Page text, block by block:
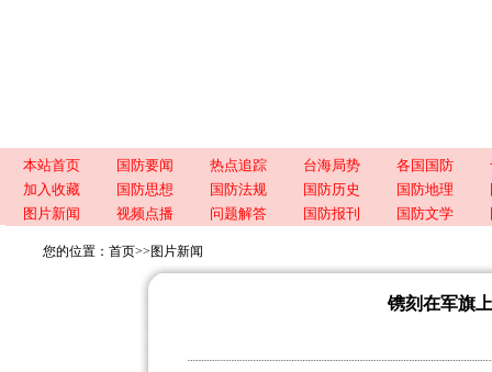
本站首页 国防要闻 热点追踪 台海局势 各国国防
加入收藏
国防思想 国防法规 国防历史 国防地理
图片新闻
视频点播 问题解答 国防报刊 国防文学
您的位置： 首页>> 图片新闻
镌刻在军旗